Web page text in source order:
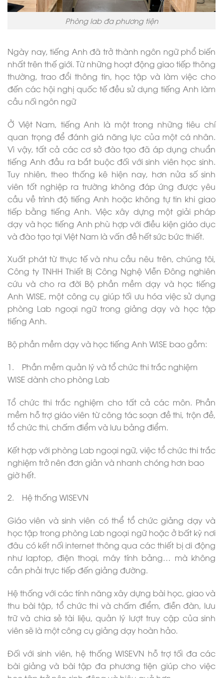
Phòng lab đa phương tiện
Ngày nay, tiếng Anh đã trở thành ngôn ngữ phổ biến
nhất trên thế giới. Từ những hoạt động giao tiếp thông
thường, trao đổi thông tin, học tập và làm việc cho
đến các hội nghị quốc tế đều sử dụng tiếng Anh làm
cầu nối ngôn ngữ
Ở Việt Nam, tiếng Anh là một trong những tiêu chí
quan trọng để đánh giá năng lực của một cá nhân.
Vì vậy, tất cả các cơ sở đào tạo đã áp dụng chuẩn
tiếng Anh đầu ra bắt buộc đối với sinh viên học sinh.
Tuy nhiên, theo thống kê hiện nay, hơn nửa số sinh
viên tốt nghiệp ra trường không đáp ứng được yêu
cầu về trình độ tiếng Anh hoặc không tự tin khi giao
tiếp bằng tiếng Anh. Việc xây dựng một giải pháp
dạy và học tiếng Anh phù hợp với điều kiện giáo dục
và đào tạo tại Việt Nam là vấn đề hết sức bức thiết.
Xuất phát từ thực tế và nhu cầu nêu trên, chúng tôi,
Công ty TNHH Thiết Bị Công Nghệ Viễn Đông nghiên
cứu và cho ra đời Bộ phần mềm dạy và học tiếng
Anh WISE, một công cụ giúp tối ưu hóa việc sử dụng
phòng Lab ngoại ngữ trong giảng dạy và học tập
tiếng Anh.
Bộ phần mềm dạy và học tiếng Anh WISE bao gồm:
1. Phần mềm quản lý và tổ chức thi trắc nghiệm
WISE dành cho phòng Lab
Tổ chức thi trắc nghiệm cho tất cả các môn. Phần
mềm hỗ trợ giáo viên từ công tác soạn đề thi, trộn đề,
tổ chức thi, chấm điểm và lưu bảng điểm.
Kết hợp với phòng Lab ngoại ngữ, việc tổ chức thi trắc
nghiệm trở nên đơn giản và nhanh chóng hơn bao
giờ hết.
2. Hệ thống WISEVN
Giáo viên và sinh viên có thể tổ chức giảng dạy và
học tập trong phòng Lab ngoại ngữ hoặc ở bất kỳ nơi
đâu có kết nối internet thông qua các thiết bị di động
như laptop, điện thoại, máy tính bảng… mà không
cần phải trực tiếp đến giảng đường.
Hệ thống với các tính năng xây dựng bài học, giao và
thu bài tập, tổ chức thi và chấm điểm, điễn đàn, lưu
trữ và chia sẻ tài liệu, quản lý lượt truy cập của sinh
viên sẽ là một công cụ giảng dạy hoàn hảo.
Đối với sinh viên, hệ thống WISEVN hỗ trợ tối đa các
bài giảng và bài tập đa phương tiện giúp cho việc